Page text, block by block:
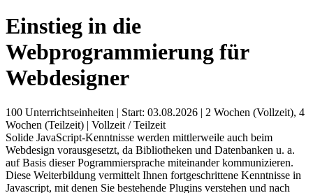
Einstieg in die
Webprogrammierung für
Webdesigner
100 Unterrichtseinheiten | Start: 03.08.2026 | 2 Wochen (Vollzeit), 4
Wochen (Teilzeit) | Vollzeit / Teilzeit
Solide JavaScript-Kenntnisse werden mittlerweile auch beim
Webdesign vorausgesetzt, da Bibliotheken und Datenbanken u. a.
auf Basis dieser Pogrammiersprache miteinander kommunizieren.
Diese Weiterbildung vermittelt Ihnen fortgeschrittene Kenntnisse in
Javascript, mit denen Sie bestehende Plugins verstehen und nach